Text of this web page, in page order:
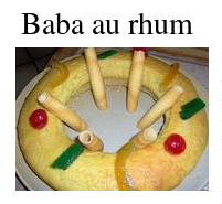
Baba au rhum